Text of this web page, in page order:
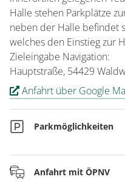
Halle stehen Parkplätze
neben der Halle befindet
welches den Einstieg zur
Zieleingabe Navigation:
Hauptstraße, 54429
Anfahrt über Google
Parkmöglichkeiten
Wanderparkplatz am
oder
Anfahrt mit ÖPNV